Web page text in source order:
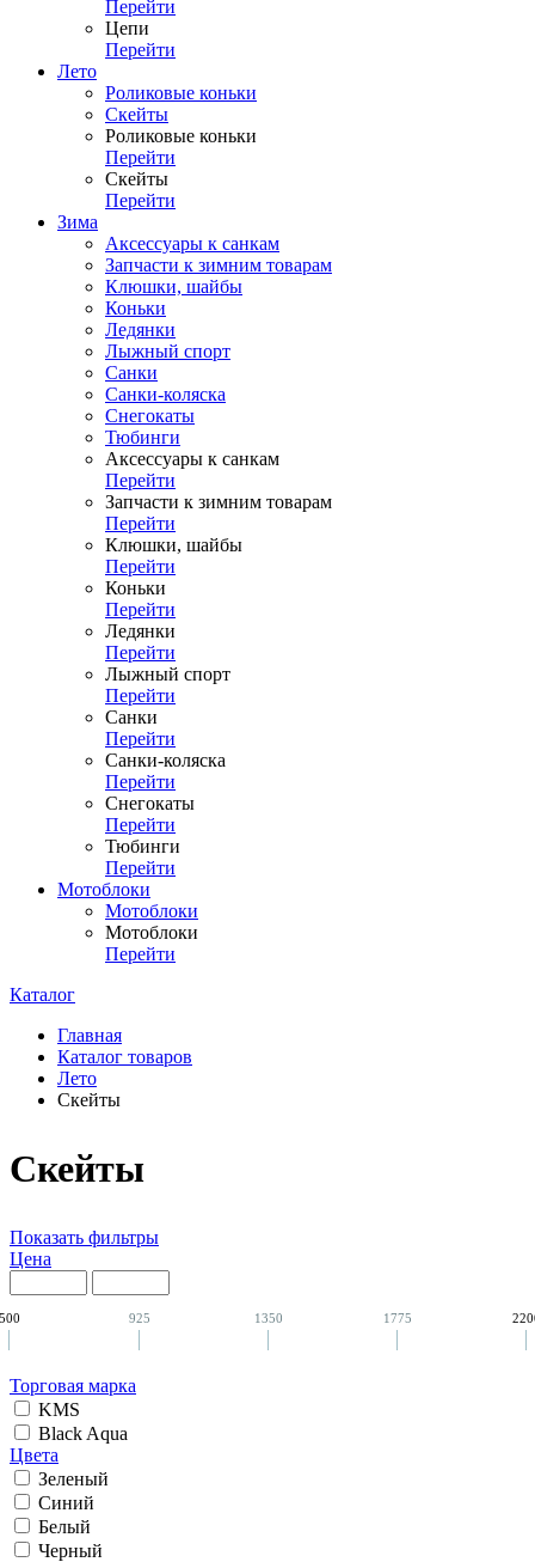
Перейти
Цепи
Перейти
Лето
Роликовые коньки
Скейты
Роликовые коньки
Перейти
Скейты
Перейти
Зима
Аксессуары к санкам
Запчасти к зимним товарам
Клюшки, шайбы
Коньки
Ледянки
Лыжный спорт
Санки
Санки-коляска
Снегокаты
Тюбинги
Аксессуары к санкам
Перейти
Запчасти к зимним товарам
Перейти
Клюшки, шайбы
Перейти
Коньки
Перейти
Ледянки
Перейти
Лыжный спорт
Перейти
Санки
Перейти
Санки-коляска
Перейти
Снегокаты
Перейти
Тюбинги
Перейти
Мотоблоки
Мотоблоки
Мотоблоки
Перейти
Каталог
Главная
Каталог товаров
Лето
Скейты
Скейты
Показать фильтры
Цена
925 1350 1775
Торговая марка
KMS
Black Aqua
Цвета
Зеленый
Синий
Белый
Черный